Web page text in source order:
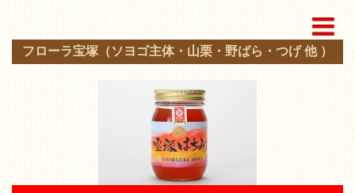
フローラ宝塚（ソヨゴ主体・山栗・野ばら・つげ 他 ）